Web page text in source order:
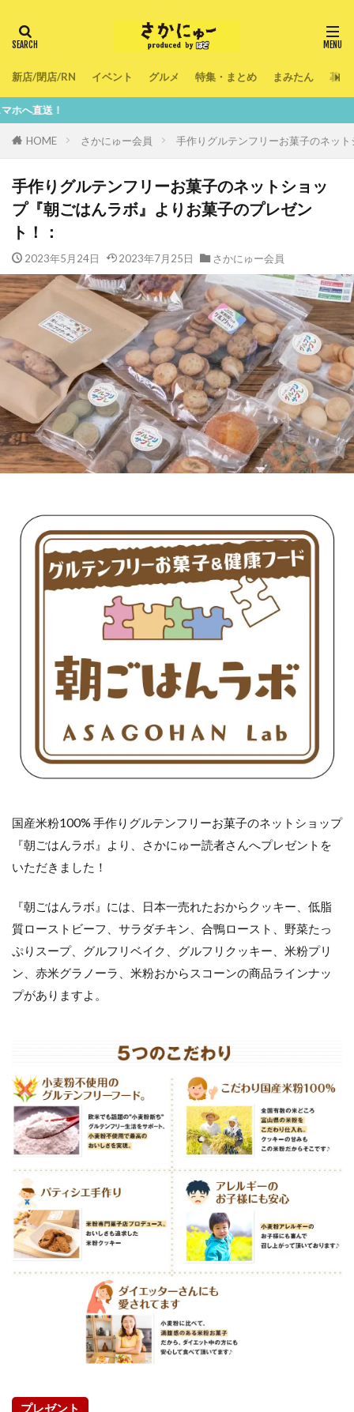
新店/閉店/RN イベント グルメ 特集・まとめ まみたん 暮ら
HOME さかにゅー会員 手作りグルテンフリーお菓子のネッ
手作りグルテンフリーお菓子のネットショッ
プ『朝ごはんラボ』よりお菓子のプレゼン
ト！：
2023年5月24日 2023年7月25日 さかにゅー会員
国産米粉100% 手作りグルテンフリーお菓子のネットショップ
『朝ごはんラボ』より、さかにゅー読者さんへプレゼントを
いただきました！
『朝ごはんラボ』には、日本一売れたおからクッキー、低脂
質ローストビーフ、サラダチキン、合鴨ロースト、野菜たっ
ぷりスープ、グルフリベイク、グルフリクッキー、米粉プリ
ン、赤米グラノーラ、米粉おからスコーンの商品ラインナッ
プがありますよ。
プレゼント